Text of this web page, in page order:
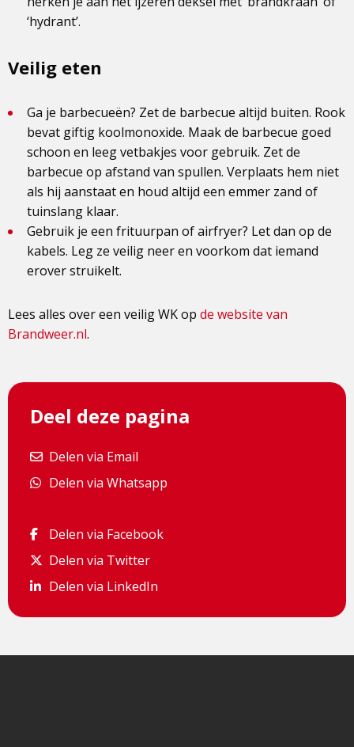
‘hydrant’.
Veilig eten
Ga je barbecueën? Zet de barbecue altijd buiten. Rook
bevat giftig koolmonoxide. Maak de barbecue goed
schoon en leeg vetbakjes voor gebruik. Zet de
barbecue op afstand van spullen. Verplaats hem niet
als hij aanstaat en houd altijd een emmer zand of
tuinslang klaar.
Gebruik je een frituurpan of airfryer? Let dan op de
kabels. Leg ze veilig neer en voorkom dat iemand
erover struikelt.
Lees alles over een veilig WK op de website van
Brandweer.nl.
Deel deze pagina
Delen via Email
Delen via Email
Delen via Whatsapp
Delen via Whatsapp
Delen via Facebook
Delen via Facebook
Delen via Twitter
Delen via Twitter
Delen via LinkedIn
Delen via LinkedIn